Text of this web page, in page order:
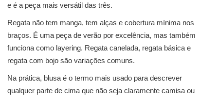
e é a peça mais versátil das três.
Regata não tem manga, tem alças e cobertura mínima nos
braços. É uma peça de verão por excelência, mas também
funciona como layering. Regata canelada, regata básica e
regata com bojo são variações comuns.
Na prática, blusa é o termo mais usado para descrever
qualquer parte de cima que não seja claramente camisa ou